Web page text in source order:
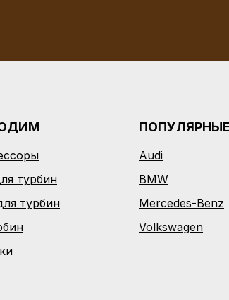
турбин
турбин
Audi
BMW
Mercedes-Benz
Volkswagen